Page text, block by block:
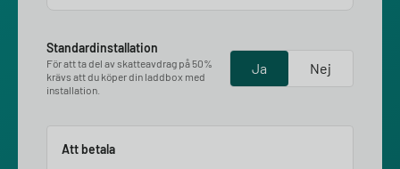
Standardinstallation
För att ta del av skatteavdrag på 50%
krävs att du köper din laddbox med
installation.
Ja Nej
Att betala